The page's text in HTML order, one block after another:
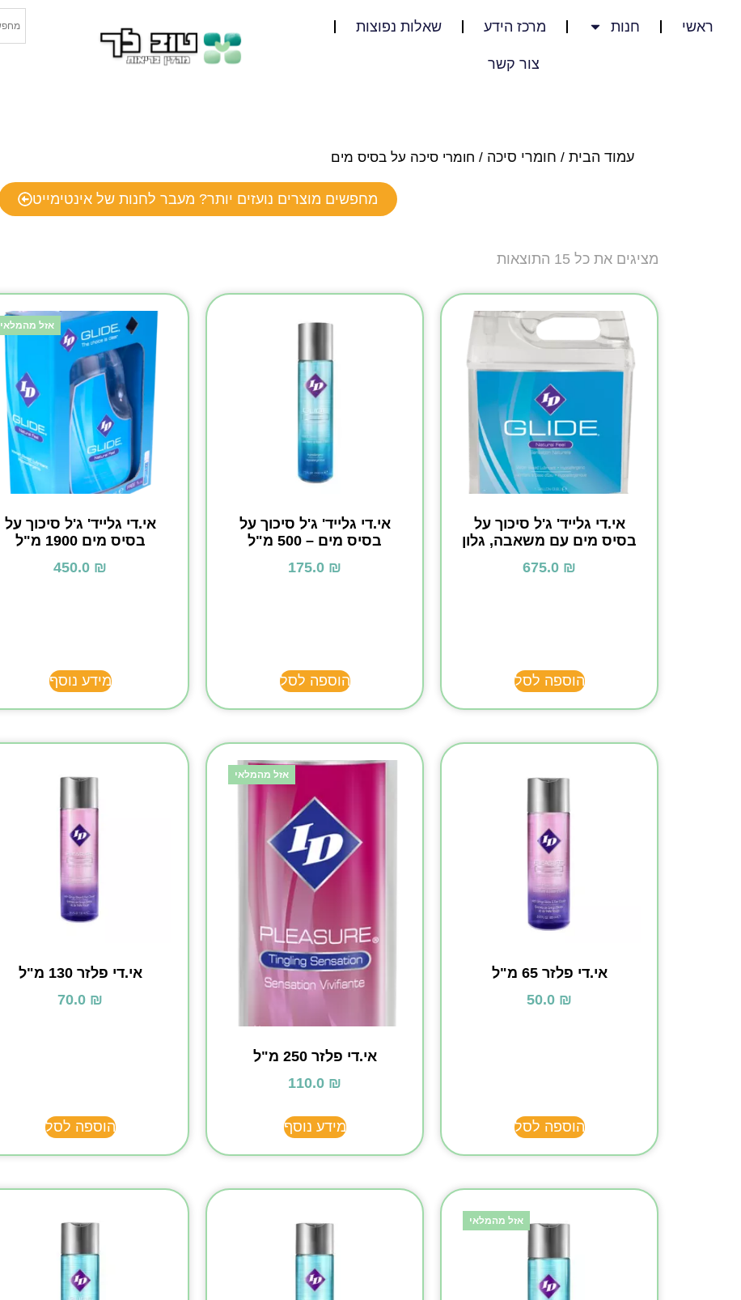
ראשי חנות מרכז הידע שאלות נפוצות
צור קשר
עמוד הבית / חומרי סיכה / חומרי סיכה על בסיס מים
מחפשים מוצרים נועזים יותר? מעבר לחנות של אינטימייט
מציגים את כל ⁦15⁩ התוצאות
אי.די גלייד' ג'ל סיכוך על
בסיס מים עם משאבה, גלון
675.0 ₪
הוספה לסל
אי.די גלייד' ג'ל סיכוך על
בסיס מים – 500 מ"ל
175.0 ₪
הוספה לסל
אזל מהמלאי
אי.די גלייד' ג'ל סיכוך על
בסיס מים 1900 מ"ל
450.0 ₪
מידע נוסף
אי.די פלזר ‏65 מ"ל
50.0 ₪
הוספה לסל
אזל מהמלאי
אי.די פלזר ‏250 מ"ל
110.0 ₪
מידע נוסף
אי.די פלזר ‏130 מ"ל
70.0 ₪
הוספה לסל
אזל מהמלאי